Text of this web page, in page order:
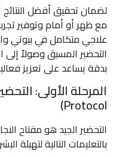
لضمان تحقيق أفضل
مع ظهر أو أمام وتوفير
علاجي متكامل في بيوتي
التحضير المسبق وصولاً إلى
بدقة يساعد على تعزيز
Protocol)
التحضير الجيد هو مفتاح
بالتعليمات التالية لتهيئة